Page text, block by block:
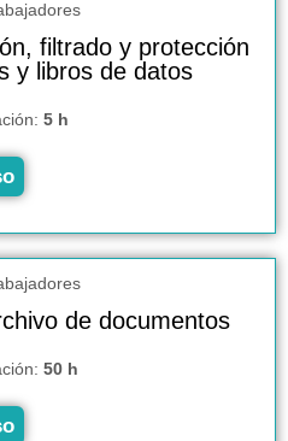
filtrado y protección
y libros de datos
5 h
de documentos
50 h